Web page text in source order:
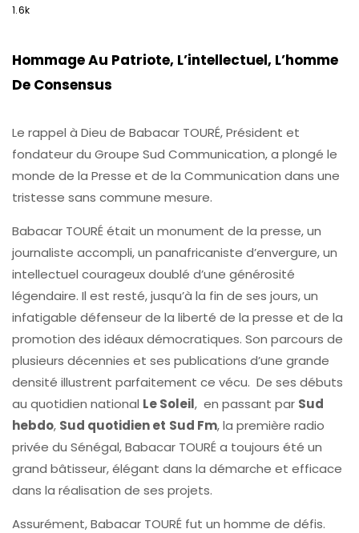
1.6k
Hommage Au Patriote, L’intellectuel, L’homme
De Consensus
Le rappel à Dieu de Babacar TOURÉ, Président et
fondateur du Groupe Sud Communication, a plongé le
monde de la Presse et de la Communication dans une
tristesse sans commune mesure.
Babacar TOURÉ était un monument de la presse, un
journaliste accompli, un panafricaniste d’envergure, un
intellectuel courageux doublé d’une générosité
légendaire. Il est resté, jusqu’à la fin de ses jours, un
infatigable défenseur de la liberté de la presse et de la
promotion des idéaux démocratiques. Son parcours de
plusieurs décennies et ses publications d’une grande
densité illustrent parfaitement ce vécu. De ses débuts
au quotidien national Le Soleil, en passant par Sud
hebdo, Sud quotidien et Sud Fm, la première radio
privée du Sénégal, Babacar TOURÉ a toujours été un
grand bâtisseur, élégant dans la démarche et efficace
dans la réalisation de ses projets.
Assurément, Babacar TOURÉ fut un homme de défis.